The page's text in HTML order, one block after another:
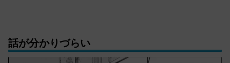
話が分かりづらい